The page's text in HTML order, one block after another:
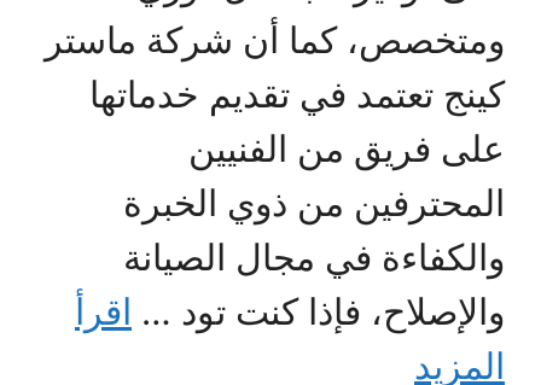
ومتخصص، كما أن شركة ماستر
كينج تعتمد في تقديم خدماتها
على فريق من الفنيين
المحترفين من ذوي الخبرة
والكفاءة في مجال الصيانة
والإصلاح، فإذا كنت تود … اقرأ
المزيد